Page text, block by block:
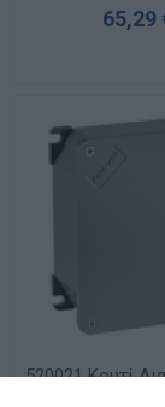
65,29
520021 Κουτί